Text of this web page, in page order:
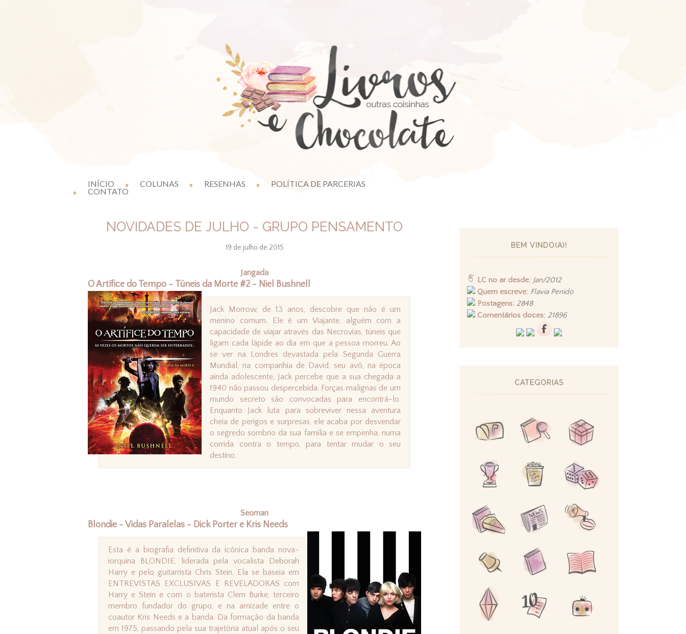
INÍCIO COLUNAS RESENHAS POLÍTICA DE PARCERIAS
CONTATO
NOVIDADES DE JULHO - GRUPO PENSAMENTO
19 de julho de 2015
Jangada
O Artífice do Tempo - Túneis da Morte #2 - Niel Bushnell
Jack Morrow, de 13 anos, descobre que não é um
menino comum. Ele é um Viajante, alguém com a
capacidade de viajar através das Necrovias, túneis que
ligam cada lápide ao dia em que a pessoa morreu. Ao
se ver na Londres devastada pela Segunda Guerra
Mundial, na companhia de David, seu avô, na época
ainda adolescente, Jack percebe que a sua chegada a
1940 não passou despercebida. Forças malignas de um
mundo secreto são convocadas para encontrá-lo.
Enquanto Jack luta para sobreviver nessa aventura
cheia de perigos e surpresas, ele acaba por desvendar
o segredo sombrio da sua família e se empenha, numa
corrida contra o tempo, para tentar mudar o seu
destino.
Seoman
Blondie - Vidas Paralelas - Dick Porter e Kris Needs
Esta é a biografia definitiva da icônica banda nova-
iorquina BLONDIE, liderada pela vocalista Deborah
Harry e pelo guitarrista Chris Stein. Ela se baseia em
ENTREVISTAS EXCLUSIVAS E REVELADORAS com
Harry e Stein e com o baterista Clem Burke, terceiro
membro fundador do grupo, e na amizade entre o
coautor Kris Needs e a banda. Da formação da banda
em 1975, passando pela sua trajetória atual após o seu
BEM VINDO(A)!
LC no ar desde: Jan/2012
Quem escreve: Flavia Penido
Postagens: 2848
Comentários doces: 21896
CATEGORIAS